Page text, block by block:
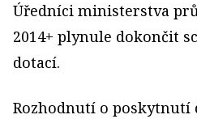
Úředníci ministerstva
2014+ plynule dokončit
dotací.
Rozhodnutí o poskytnutí